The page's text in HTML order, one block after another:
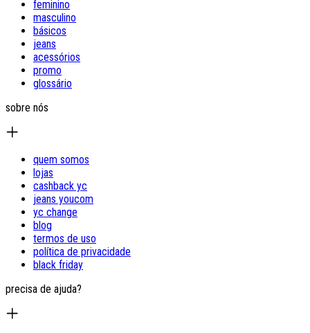
feminino
masculino
básicos
jeans
acessórios
promo
glossário
sobre nós
quem somos
lojas
cashback yc
jeans youcom
yc change
blog
termos de uso
política de privacidade
black friday
precisa de ajuda?